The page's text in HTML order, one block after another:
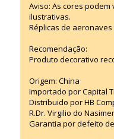
Aviso: As cores
ilustrativas.
Réplicas de
Recomendação:
Produto decorativo
Origem: China
Importado por Capital
Distribuido por HB
R.Dr. Virgilio do
Garantia por defeito